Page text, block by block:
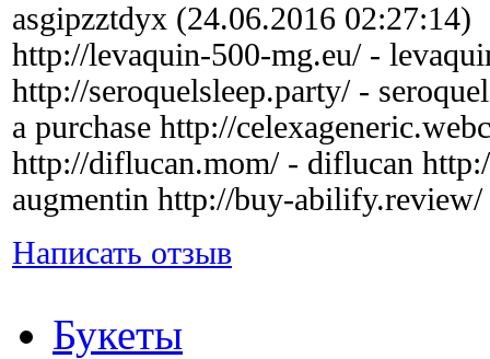
asgipzztdyx (24.06.2016 02:27:14)
http://levaquin-500-mg.eu/ -
http://seroquelsleep.party/ -
a purchase http://
http://diflucan.mom/ - diflucan
augmentin http://buy-
Написать отзыв
Букеты